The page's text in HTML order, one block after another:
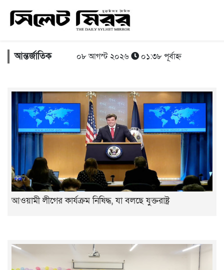
আন্তর্জাতিক ০৮ আগস্ট ২০২৬ ০১:৩৮ পূর্বাহ্ন
আওয়ামী লীগের কার্যক্রম নিষিদ্ধ, যা বলছে যুক্তরাষ্ট্র